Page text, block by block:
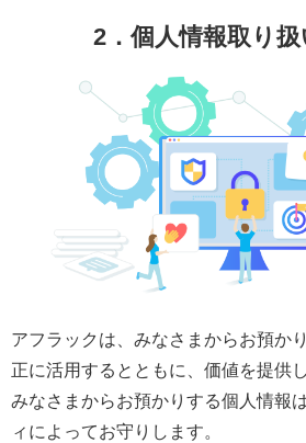
2．個人情報取り
アフラックは、みなさまからお預か
正に活用するとともに、価値を提供し
みなさまからお預かりする個人情報
ィによってお守りします。